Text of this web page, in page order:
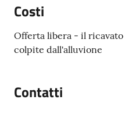
Costi
Offerta libera - il ricavato
colpite dall'alluvione
Contatti